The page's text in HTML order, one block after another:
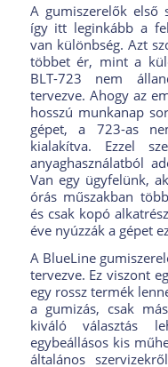
A gumiszerelők első
így itt leginkább a
van különbség. Azt
többet ér, mint a
BLT-723 nem
tervezve. Ahogy az
hosszú munkanap
gépet, a 723-as
kialakítva. Ezzel
anyaghasználatból
Van egy ügyfelünk,
órás műszakban
és csak kopó
éve nyúzzák a gépet
A BlueLine
tervezve. Ez viszont
egy rossz termék
a gumizás, csak
kiváló választás
egybeállásos kis
általános